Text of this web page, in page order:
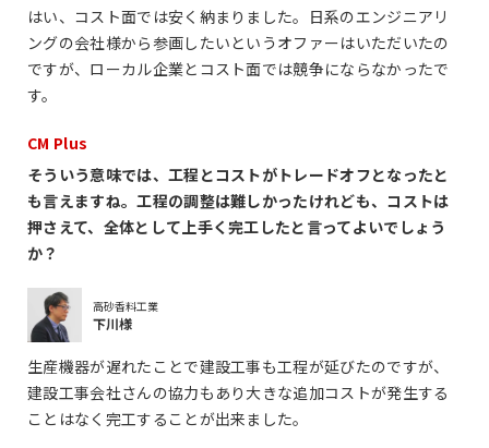
はい、コスト面では安く納まりました。日系のエンジニアリ
ングの会社様から参画したいというオファーはいただいたの
ですが、ローカル企業とコスト面では競争にならなかったで
す。
CM Plus
そういう意味では、工程とコストがトレードオフとなったと
も言えますね。工程の調整は難しかったけれども、コストは
押さえて、全体として上手く完工したと言ってよいでしょう
か？
高砂香料工業
下川様
生産機器が遅れたことで建設工事も工程が延びたのですが、
建設工事会社さんの協力もあり大きな追加コストが発生する
ことはなく完工することが出来ました。